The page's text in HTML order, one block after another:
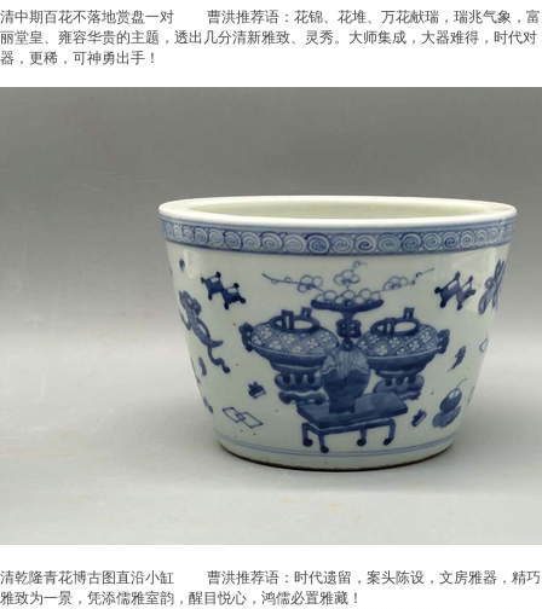
清中期百花不落地赏盘一对 曹洪推荐语：花锦、花堆、万花献瑞，瑞兆气象，富
丽堂皇、雍容华贵的主题，透出几分清新雅致、灵秀。大师集成，大器难得，时代对
器，更稀，可神勇出手！
清乾隆青花博古图直沿小缸 曹洪推荐语：时代遗留，案头陈设，文房雅器，精巧
雅致为一景，凭添儒雅室韵，醒目悦心，鸿儒必置雅藏！